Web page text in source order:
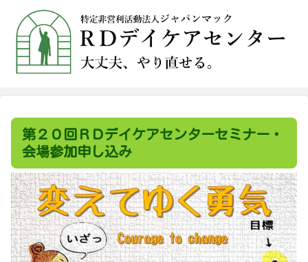
第２０回ＲＤデイケアセンターセミナー・
会場参加申し込み